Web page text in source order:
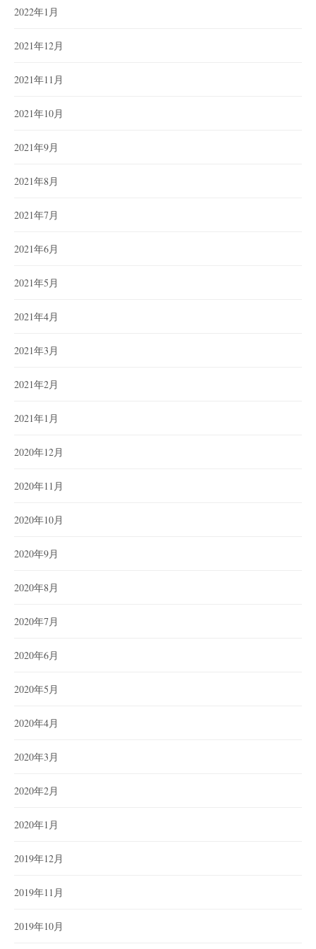
2022年1月
2021年12月
2021年11月
2021年10月
2021年9月
2021年8月
2021年7月
2021年6月
2021年5月
2021年4月
2021年3月
2021年2月
2021年1月
2020年12月
2020年11月
2020年10月
2020年9月
2020年8月
2020年7月
2020年6月
2020年5月
2020年4月
2020年3月
2020年2月
2020年1月
2019年12月
2019年11月
2019年10月